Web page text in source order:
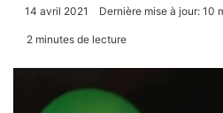
14 avril 2021 Dernière mise à jour: 10
2 minutes de lecture